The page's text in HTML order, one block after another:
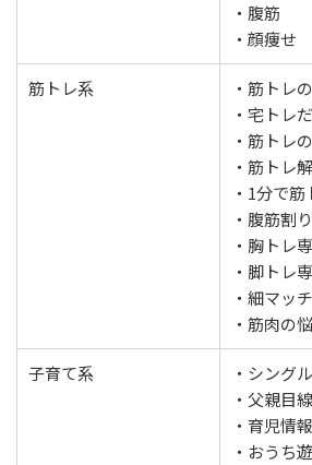
・腹筋
・顔痩せ
筋トレ系
・筋トレ
・宅トレ
・筋トレ
・筋トレ
・1分で
・腹筋割
・胸トレ
・脚トレ
・細マッ
・筋肉の
子育て系
・シング
・父親目線
・育児情報
・おうち